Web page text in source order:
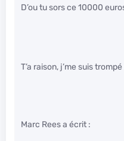
D’ou tu sors ce 10000
T’a raison, j’me suis
Marc Rees a écrit :